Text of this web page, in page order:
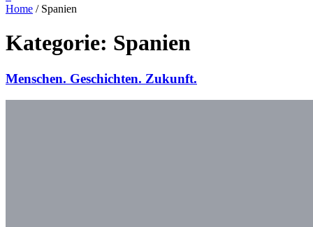
Menu
Home / Spanien
Kategorie: Spanien
Menschen. Geschichten. Zukunft.